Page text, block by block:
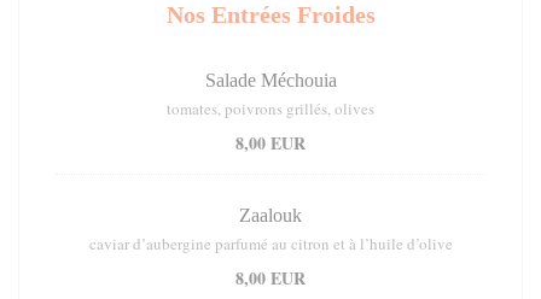
Nos Entrées Froides
Salade Méchouia
tomates, poivrons grillés, olives
8,00 EUR
Zaalouk
caviar d’aubergine parfumé au citron et à l’huile d’olive
8,00 EUR